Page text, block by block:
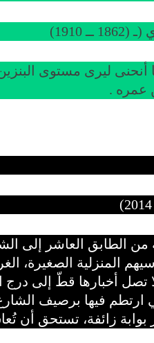
1910)
ليرى مستوى
عمره .
الطابق العاشر إلى
المنزلية الصغيرة،
تصل أخبارها قطّ إلى
ارتطم فيها برصيف
بوابة زائفة، تستحق أن